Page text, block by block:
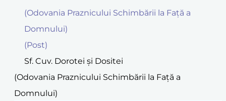
(Odovania Praznicului Schimbării la Faţă a
Domnului)
(Post)
Sf. Cuv. Dorotei şi Dositei
(Odovania Praznicului Schimbării la Faţă a
Domnului)